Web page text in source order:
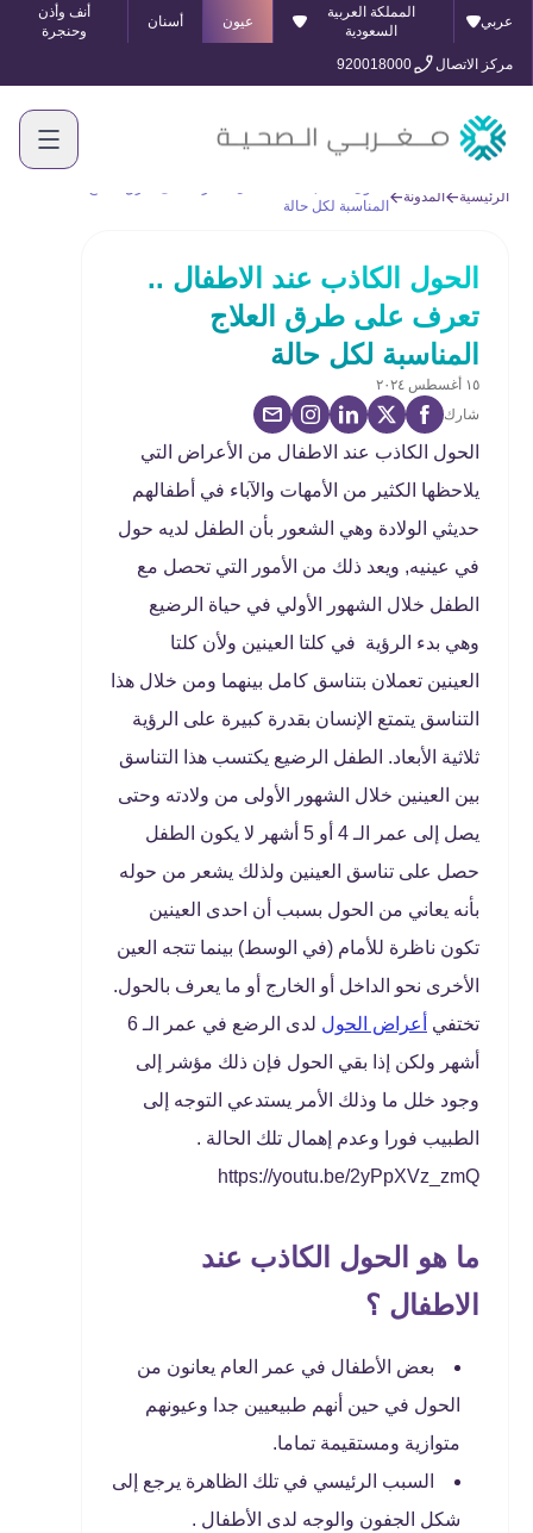
عربي
المملكة العربية
السعودية
عيون أسنان
أنف وأذن
وحنجرة
مركز الاتصال
920018000
الرئيسية المدونة
المناسبة لكل حالة
الحول الكاذب عند الاطفال ..
تعرف على طرق العلاج
المناسبة لكل حالة
١٥ أغسطس ٢٠٢٤
شارك
الحول الكاذب عند الاطفال من الأعراض التي
يلاحظها الكثير من الأمهات والآباء في أطفالهم
حديثي الولادة وهي الشعور بأن الطفل لديه حول
في عينيه, ويعد ذلك من الأمور التي تحصل مع
الطفل خلال الشهور الأولي في حياة الرضيع
وهي بدء الرؤية في كلتا العينين ولأن كلتا
العينين تعملان بتناسق كامل بينهما ومن خلال هذا
التناسق يتمتع الإنسان بقدرة كبيرة على الرؤية
ثلاثية الأبعاد. الطفل الرضيع يكتسب هذا التناسق
بين العينين خلال الشهور الأولى من ولادته وحتى
يصل إلى عمر الـ 4 أو 5 أشهر لا يكون الطفل
حصل على تناسق العينين ولذلك يشعر من حوله
بأنه يعاني من الحول بسبب أن احدى العينين
تكون ناظرة للأمام (في الوسط) بينما تتجه العين
الأخرى نحو الداخل أو الخارج أو ما يعرف بالحول.
تختفي
أعراض الحول
لدى الرضع في عمر الـ 6
أشهر ولكن إذا بقي الحول فإن ذلك مؤشر إلى
وجود خلل ما وذلك الأمر يستدعي التوجه إلى
الطبيب فورا وعدم إهمال تلك الحالة .
https://youtu.be/2yPpXVz_zmQ
ما هو الحول الكاذب عند
الاطفال ؟
بعض الأطفال في عمر العام يعانون من
الحول في حين أنهم طبيعيين جدا وعيونهم
متوازية ومستقيمة تماما.
السبب الرئيسي في تلك الظاهرة يرجع إلى
شكل الجفون والوجه لدى الأطفال .